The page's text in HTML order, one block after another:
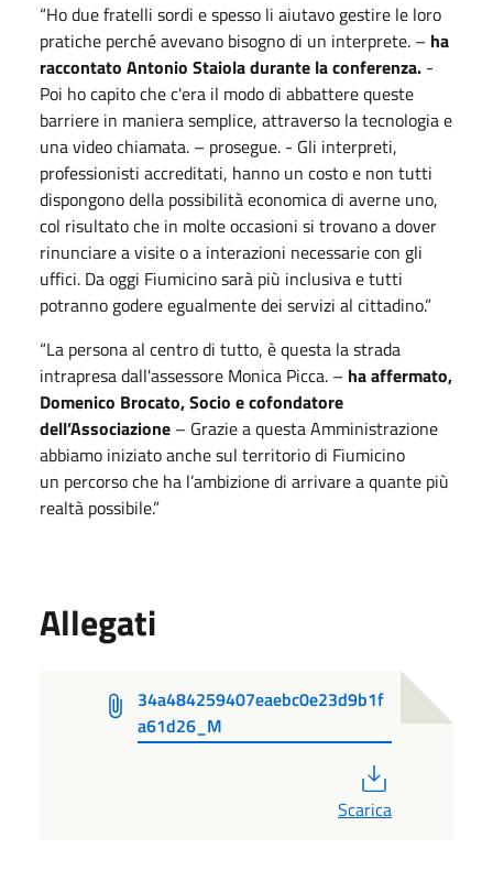
“Ho due fratelli sordi e spesso li aiutavo gestire le loro
pratiche perché avevano bisogno di un interprete. – ha
raccontato Antonio Staiola durante la conferenza. -
Poi ho capito che c'era il modo di abbattere queste
barriere in maniera semplice, attraverso la tecnologia e
una video chiamata. – prosegue. - Gli interpreti,
professionisti accreditati, hanno un costo e non tutti
dispongono della possibilità economica di averne uno,
col risultato che in molte occasioni si trovano a dover
rinunciare a visite o a interazioni necessarie con gli
uffici. Da oggi Fiumicino sarà più inclusiva e tutti
potranno godere egualmente dei servizi al cittadino.”
“La persona al centro di tutto, è questa la strada
intrapresa dall'assessore Monica Picca. – ha affermato,
Domenico Brocato, Socio e cofondatore
dell’Associazione – Grazie a questa Amministrazione
abbiamo iniziato anche sul territorio di Fiumicino
un percorso che ha l’ambizione di arrivare a quante più
realtà possibile.”
Allegati
34a484259407eaebc0e23d9b1f
a61d26_M
Scarica